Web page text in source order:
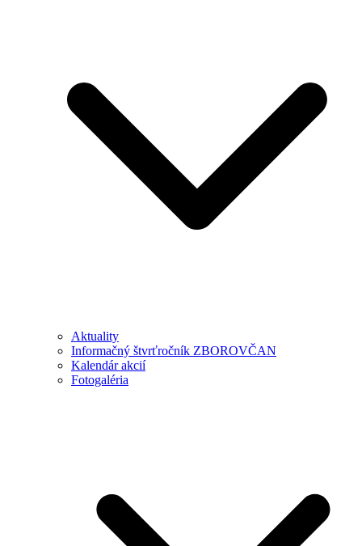
Aktuality
Informačný štvrťročník ZBOROVČAN
Kalendár akcií
Fotogaléria